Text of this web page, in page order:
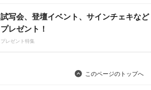
試写会、登壇イベント、サインチェキなど
プレゼント！
プレゼント特集
このページのトップへ